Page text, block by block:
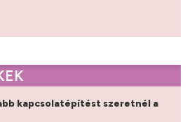
kapcsolatépítést szeretnél a